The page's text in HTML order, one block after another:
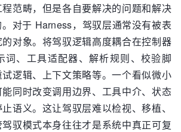
范畴，但是各自要解决的问题和解决
对于 Harness，驾驭层通常没有被表
对象。将驾驭逻辑高度耦合在控制器
词、工具适配器、解析规则、校验脚
逻辑、上下文策略等。一个看似微小
同时改变调用边界、工具中介、状态
语义。这让驾驭层难以检视、移植、
驭模式本身往往才是系统中真正可复